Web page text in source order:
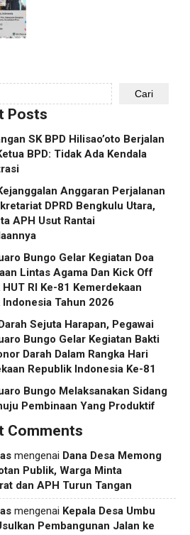
Cari
Posts
SK BPD Hilisao’oto Berjalan
BPD: Tidak Ada Kendala
Anggaran Perjalanan
DPRD Bengkulu Utara,
APH Usut Rantai
Bungo Gelar Kegiatan Doa
Lintas Agama Dan Kick Off
RI Ke-81 Kemerdekaan
Indonesia Tahun 2026
Sejuta Harapan, Pegawai
Bungo Gelar Kegiatan Bakti
Darah Dalam Rangka Hari
Republik Indonesia Ke-81
Bungo Melaksanakan Sidang
Pembinaan Yang Produktif
Comments
mengenai Dana Desa Memong
Publik, Warga Minta
dan APH Turun Tangan
mengenai Kepala Desa Umbu
Pembangunan Jalan ke